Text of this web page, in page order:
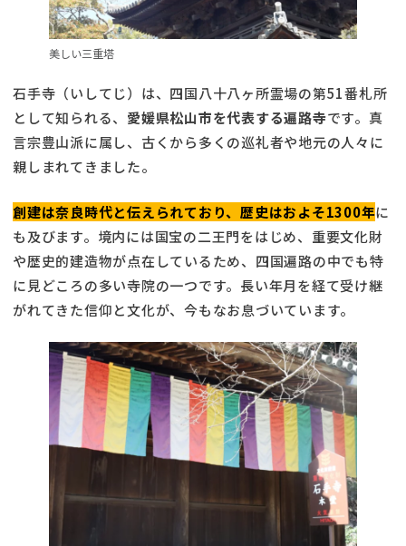
美しい三重塔
石手寺（いしてじ）は、四国八十八ヶ所霊場の第51番札所
として知られる、 愛媛県松山市を代表する遍路寺です。真
言宗豊山派に属し、古くから多くの巡礼者や地元の人々に
親しまれてきました。
創建は奈良時代と伝えられており、歴史はおよそ1300年に
も及びます。境内には国宝の二王門をはじめ、重要文化財
や歴史的建造物が点在しているため、四国遍路の中でも特
に見どころの多い寺院の一つです。長い年月を経て受け継
がれてきた信仰と文化が、今もなお息づいています。